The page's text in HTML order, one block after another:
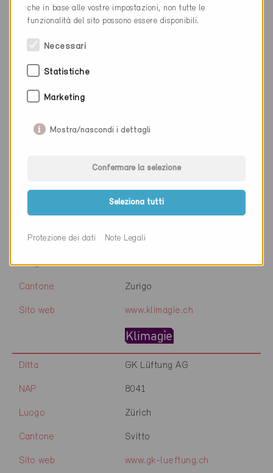
Sito web www.buehler-oettli.ch
NAP
www.energieberatung.jetzt
Ditta Klimagie Ingenieure AG
NAP 8037
Luogo Zürich
Cantone Zurigo
Sito web www.klimagie.ch
Ditta GK Lüftung AG
NAP 8041
Luogo Zürich
Cantone Svitto
Sito web www.gk-lueftung.ch
che in base alle vostre impostazioni, non tutte le
funzionalità del sito possono essere disponibili.
Necessari
Statistiche
Marketing
Mostra/nascondi i dettagli
Confermare la selezione
Seleziona tutti
Protezione dei dati Note Legali